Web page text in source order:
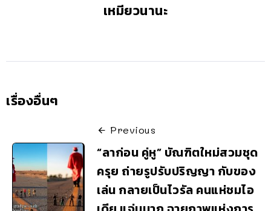
เหมียวนานะ
เรื่องอื่นๆ
Previous
“ลาก่อน คู่หู” บัณฑิตใหม่สวมชุด
ครุย ถ่ายรูปรับปริญญา กับของ
เล่น กลายเป็นไวรัล คนแห่ชมไอ